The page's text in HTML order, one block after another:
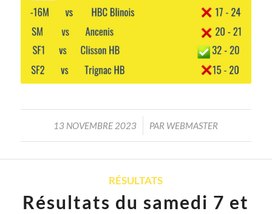
13 NOVEMBRE 2023
/ PAR WEBMASTER
RÉSULTATS
Résultats du samedi 7 et